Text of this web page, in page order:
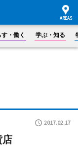
・働く 学ぶ・知る
2017.02.17
店